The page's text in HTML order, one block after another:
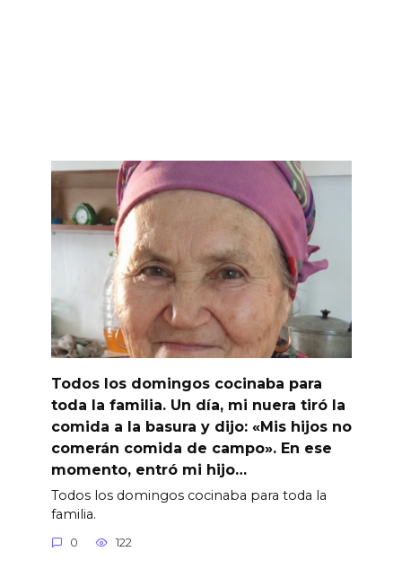
Todos los domingos cocinaba para
toda la familia. Un día, mi nuera tiró la
comida a la basura y dijo: «Mis hijos no
comerán comida de campo». En ese
momento, entró mi hijo…
Todos los domingos cocinaba para toda la
familia.
0 122